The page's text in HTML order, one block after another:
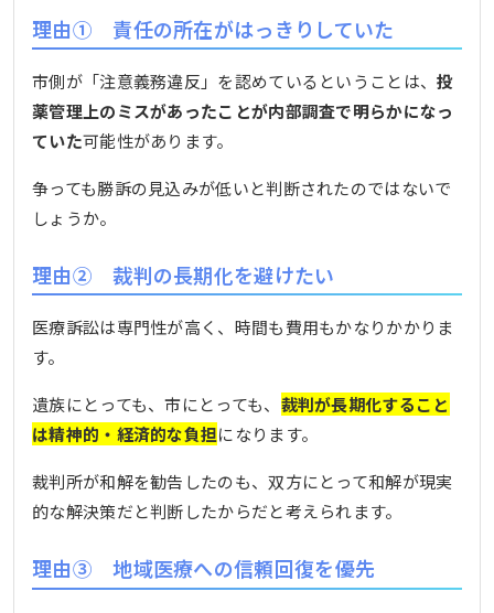
理由① 責任の所在がはっきりしていた
市側が「注意義務違反」を認めているということは、投
薬管理上のミスがあったことが内部調査で明らかになっ
ていた可能性があります。
争っても勝訴の見込みが低いと判断されたのではないで
しょうか。
理由② 裁判の長期化を避けたい
医療訴訟は専門性が高く、時間も費用もかなりかかりま
す。
遺族にとっても、市にとっても、 裁判が長期化すること
は精神的・経済的な負担になります。
裁判所が和解を勧告したのも、双方にとって和解が現実
的な解決策だと判断したからだと考えられます。
理由③ 地域医療への信頼回復を優先